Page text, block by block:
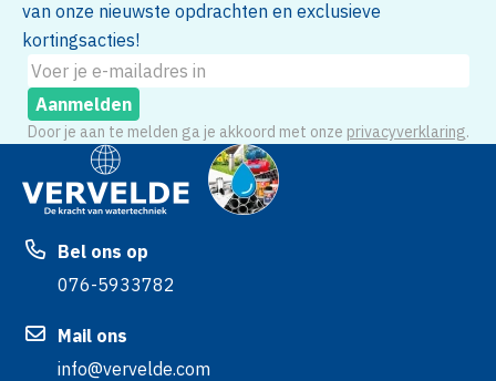
van onze nieuwste opdrachten en exclusieve
kortingsacties!
Aanmelden
Door je aan te melden ga je akkoord met onze privacyverklaring.
Bel ons op
076-5933782
Mail ons
info@vervelde.com